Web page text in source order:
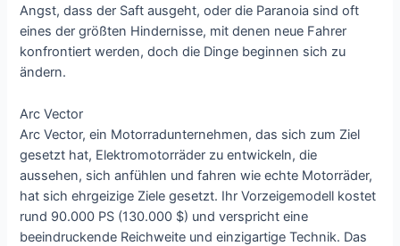
Angst, dass der Saft ausgeht, oder die Paranoia sind oft
eines der größten Hindernisse, mit denen neue Fahrer
konfrontiert werden, doch die Dinge beginnen sich zu
ändern.
Arc Vector
Arc Vector, ein Motorradunternehmen, das sich zum Ziel
gesetzt hat, Elektromotorräder zu entwickeln, die
aussehen, sich anfühlen und fahren wie echte Motorräder,
hat sich ehrgeizige Ziele gesetzt. Ihr Vorzeigemodell kostet
rund 90.000 PS (130.000 $) und verspricht eine
beeindruckende Reichweite und einzigartige Technik. Das